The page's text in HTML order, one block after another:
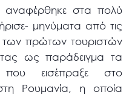
στα πολύ
μηνύματα από τις
των πρώτων τουριστών
ως παράδειγμα τα
που εισέπραξε στο
Ρουμανία, η οποία